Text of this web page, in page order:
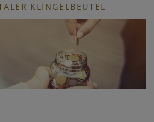
KLINGELBEUTEL